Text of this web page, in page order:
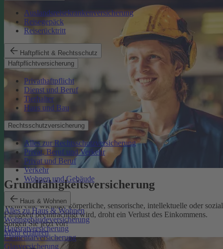
Auslandsreisekrankenversicherung
Reisegepäck
Reiserücktritt
Haftpflicht & Rechtsschutz
Haftpflichtversicherung
Privathaftpflicht
Dienst und Beruf
Tierhalter
Haus und Bau
Rechtsschutzversicherung
Alles zur Rechtsschutzversicherung
Privat, Beruf und Verkehr
Privat und Beruf
Verkehr
Wohnen und Gebäude
Haus & Wohnen
Alles zu Haus & Wohnen
Wohngebäudeversicherung
Hausratversicherung
Elementarversicherung
Glasversicherung
Grundfähigkeits­versicherung
Wenn eine wichtige körperliche, sensorische, intellektuelle oder
Fähigkeit beeinträchtigt wird, droht ein Verlust des Einkommens.
Sorgen Sie jetzt vor!
Mehr erfahren